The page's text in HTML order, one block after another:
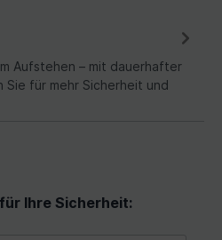
Aufstehen – mit dauerhafter
für mehr Sicherheit und
Ihre Sicherheit: